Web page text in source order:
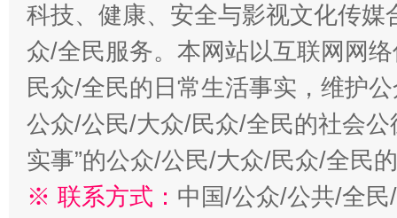
科技、健康、安全与影视文化传
众/全民服务。本网站以互联网网
民众/全民的日常生活事实，维护
公众/公民/大众/民众/全民的社会公
实事”的公众/公民/大众/民众/全民
※ 联系方式： 中国/公众/公共/全